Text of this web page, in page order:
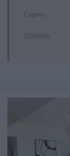
Cégnév
Székhely